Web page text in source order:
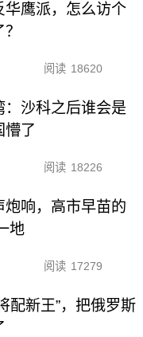
华鹰派，怎么访个
阅读 18620
：沙科之后谁会是
懵了
阅读 18226
炮响，高市早苗的
地
阅读 17279
配新王”，把俄罗斯